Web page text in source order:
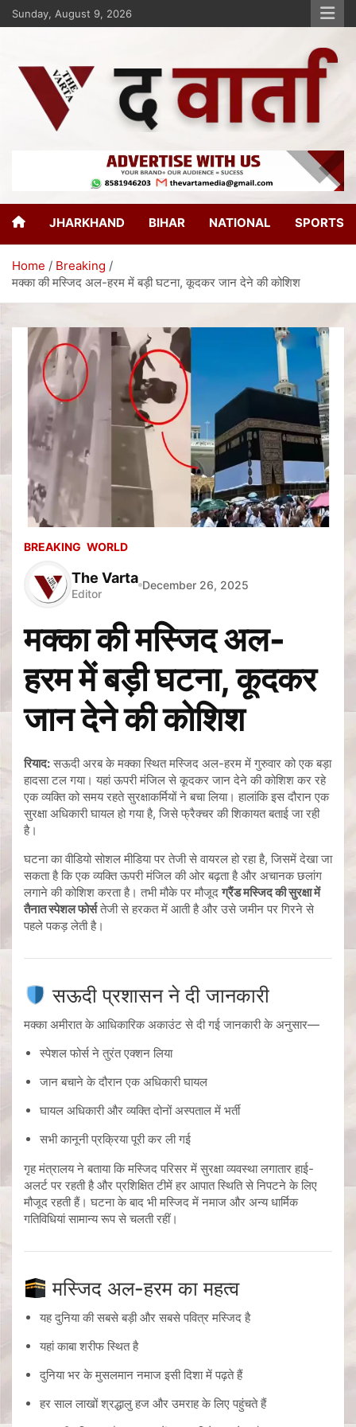
Sunday, August 9, 2026
The Varta
JHARKHAND BIHAR NATIONAL SPORTS
Home
Breaking
मक्का की मस्जिद अल-हरम में बड़ी घटना, कूदकर जान देने की कोशिश
BREAKING WORLD
The Varta
Editor
December 26, 2025
मक्का की मस्जिद अल-
हरम में बड़ी घटना, कूदकर
जान देने की कोशिश
रियाद:सऊदी अरब के मक्का स्थित मस्जिद अल-हरम में गुरुवार को एक बड़ा
हादसा टल गया। यहां ऊपरी मंजिल से कूदकर जान देने की कोशिश कर रहे
एक व्यक्ति को समय रहते सुरक्षाकर्मियों ने बचा लिया। हालांकि इस दौरान एक
सुरक्षा अधिकारी घायल हो गया है, जिसे फ्रैक्चर की शिकायत बताई जा रही
है।
घटना का वीडियो सोशल मीडिया पर तेजी से वायरल हो रहा है, जिसमें देखा जा
सकता है कि एक व्यक्ति ऊपरी मंजिल की ओर बढ़ता है और अचानक छलांग
लगाने की कोशिश करता है। तभी मौके पर मौजूदग्रैंड मस्जिद की सुरक्षा में
तैनात स्पेशल फोर्सतेजी से हरकत में आती है और उसे जमीन पर गिरने से
पहले पकड़ लेती है।
सऊदी प्रशासन ने दी जानकारी
मक्का अमीरात के आधिकारिक अकाउंट से दी गई जानकारी के अनुसार—
स्पेशल फोर्स ने तुरंत एक्शन लिया
जान बचाने के दौरान एक अधिकारी घायल
घायल अधिकारी और व्यक्ति दोनों अस्पताल में भर्ती
सभी कानूनी प्रक्रिया पूरी कर ली गई
गृह मंत्रालय ने बताया कि मस्जिद परिसर में सुरक्षा व्यवस्था लगातार हाई-
अलर्ट पर रहती है और प्रशिक्षित टीमें हर आपात स्थिति से निपटने के लिए
मौजूद रहती हैं। घटना के बाद भी मस्जिद में नमाज और अन्य धार्मिक
गतिविधियां सामान्य रूप से चलती रहीं।
मस्जिद अल-हरम का महत्व
यह दुनिया की सबसे बड़ी और सबसे पवित्र मस्जिद है
यहां काबा शरीफ स्थित है
दुनिया भर के मुसलमान नमाज इसी दिशा में पढ़ते हैं
हर साल लाखों श्रद्धालु हज और उमराह के लिए पहुंचते हैं